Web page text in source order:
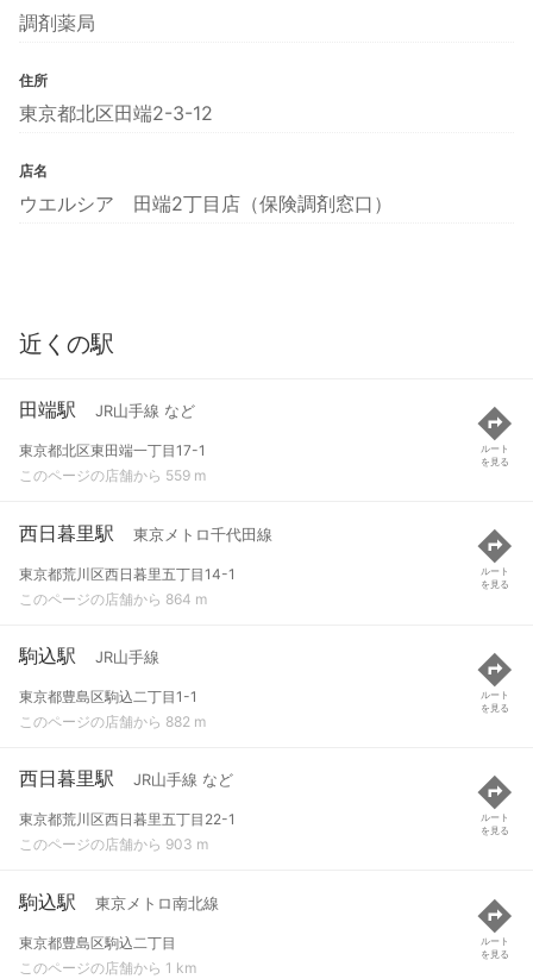
調剤薬局
住所
東京都北区田端2-3-12
店名
ウエルシア 田端2丁目店（保険調剤窓口）
近くの駅
田端駅 JR山手線 など
東京都北区東田端一丁目17-1
このページの店舗から 559 m
ルート
を見る
西日暮里駅 東京メトロ千代田線
東京都荒川区西日暮里五丁目14-1
このページの店舗から 864 m
ルート
を見る
駒込駅 JR山手線
東京都豊島区駒込二丁目1-1
このページの店舗から 882 m
ルート
を見る
西日暮里駅 JR山手線 など
東京都荒川区西日暮里五丁目22-1
このページの店舗から 903 m
ルート
を見る
駒込駅 東京メトロ南北線
東京都豊島区駒込二丁目
このページの店舗から 1 km
ルート
を見る